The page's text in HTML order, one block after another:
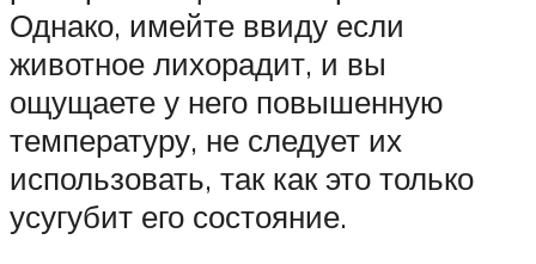
Однако, имейте ввиду если
животное лихорадит, и вы
ощущаете у него повышенную
температуру, не следует их
использовать, так как это только
усугубит его состояние.